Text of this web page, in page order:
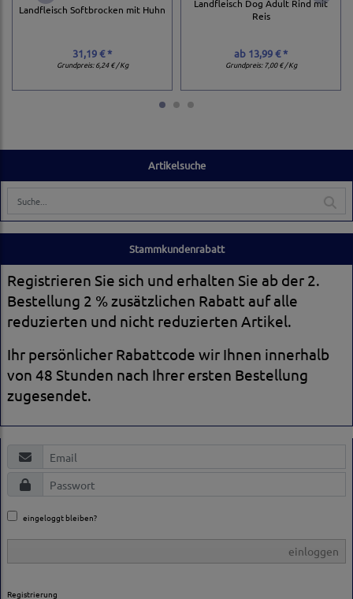
Artikelsuche
Landfleisch Softbrocken mit Huhn
31,19 € *
Grundpreis:6,24 € / Kg
Landfleisch Dog Adult Rind mit
Reis
ab 13,99 € *
Grundpreis:7,00 € / Kg
Stammkundenrabatt
Registrieren Sie sich und erhalten Sie ab der 2.
Bestellung 2 % zusätzlichen Rabatt auf alle
reduzierten und nicht reduzierten Artikel.
Ihr persönlicher Rabattcode wir Ihnen innerhalb
von 48 Stunden nach Ihrer ersten Bestellung
zugesendet.
eingeloggt bleiben?
einloggen
Registrierung